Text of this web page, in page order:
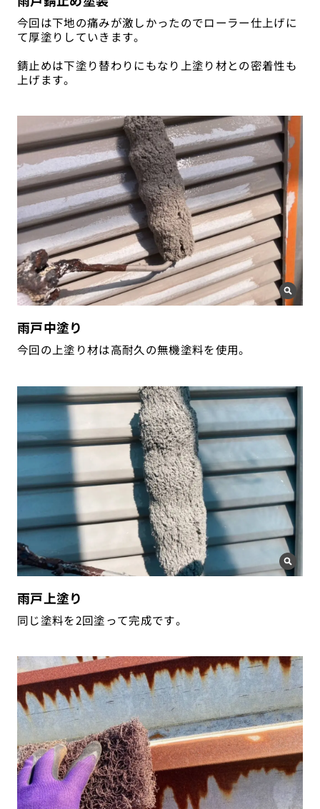
今回は下地の痛みが激しかったのでローラー仕上げに
て厚塗りしていきます。
錆止めは下塗り替わりにもなり上塗り材との密着性も
上げます。
雨戸中塗り
今回の上塗り材は高耐久の無機塗料を使用。
雨戸上塗り
同じ塗料を2回塗って完成です。